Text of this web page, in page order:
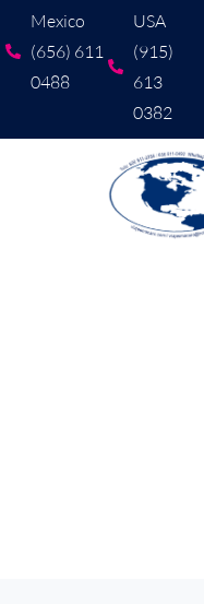
Mexico
(656) 611
0488
USA
(915)
613
0382